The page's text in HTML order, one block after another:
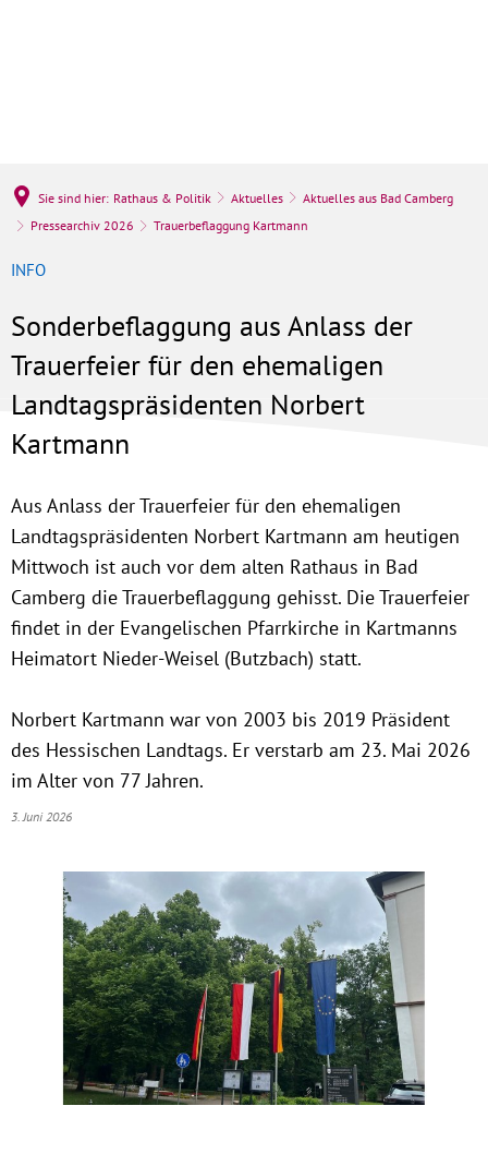
Sie sind hier: Rathaus & Politik Aktuelles
Aktuelles aus Bad Camberg
Pressearchiv 2026
Trauerbeflaggung Kartmann
INFO
Sonderbeflaggung aus Anlass der
Trauerfeier für den ehemaligen
Landtagspräsidenten Norbert
Kartmann
Aus Anlass der Trauerfeier für den ehemaligen
Landtagspräsidenten Norbert Kartmann am heutigen
Mittwoch ist auch vor dem alten Rathaus in Bad
Camberg die Trauerbeflaggung gehisst. Die Trauerfeier
findet in der Evangelischen Pfarrkirche in Kartmanns
Heimatort Nieder-Weisel (Butzbach) statt.
Norbert Kartmann war von 2003 bis 2019 Präsident
des Hessischen Landtags. Er verstarb am 23. Mai 2026
im Alter von 77 Jahren.
3. Juni 2026